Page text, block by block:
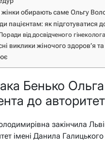
обирають саме Ольгу
пацієнтам: як підготуватися
від досвідченого
виклики жіночого здоров’я
Бенько
до
закінчила
імені Данила